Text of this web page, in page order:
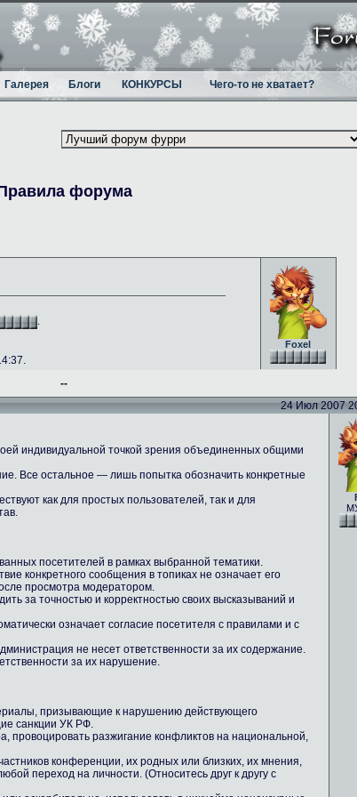
Галерея Блоги КОНКУРСЫ Чего-то не хватает?
форума
Foxel
.
--
24 Июл 2007
индивидуальной точкой зрения объединенных общими
Все остальное — лишь попытка обозначить конкретные
как для простых пользователей, так и для
посетителей в рамках выбранной тематики.
конкретного сообщения в топиках не означает его
просмотра модератором.
за точностью и корректностью своих высказываний и
означает согласие посетителя с правилами и с
не несет ответственности за их содержание.
за их нарушение.
призывающие к нарушению действующего
санкции УК РФ.
провоцировать разжигание конфликтов на национальной,
конференции, их родных или близких, их мнения,
переход на личности. (Относитесь друг к другу с